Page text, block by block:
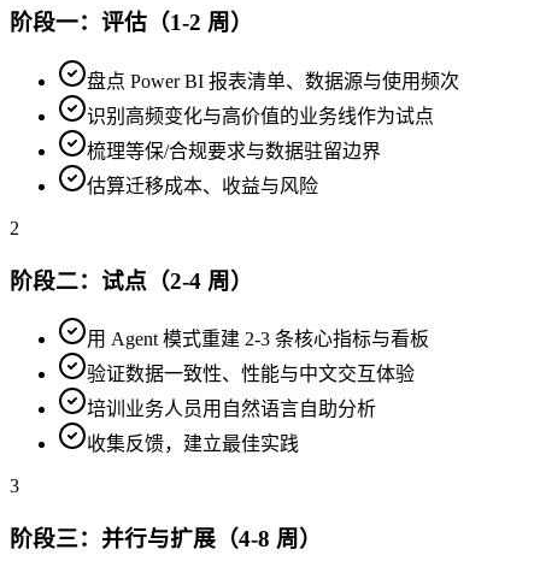
阶段一：评估（1-2 周）
盘点 Power BI 报表清单、数据源与使用频次
识别高频变化与高价值的业务线作为试点
梳理等保/合规要求与数据驻留边界
估算迁移成本、收益与风险
2
阶段二：试点（2-4 周）
用 Agent 模式重建 2-3 条核心指标与看板
验证数据一致性、性能与中文交互体验
培训业务人员用自然语言自助分析
收集反馈，建立最佳实践
3
阶段三：并行与扩展（4-8 周）